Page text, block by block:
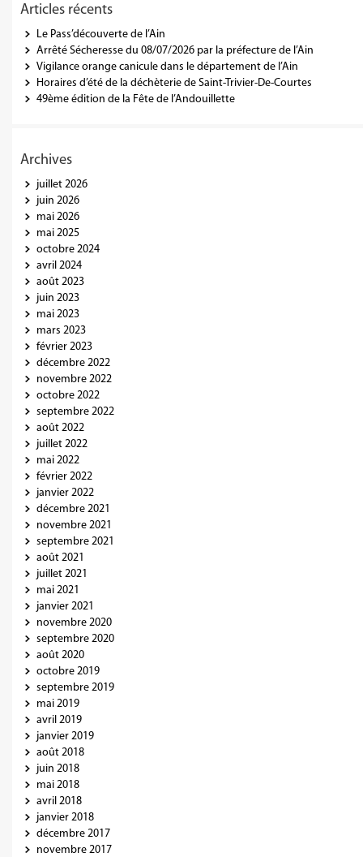
Articles récents
Le Pass’découverte de l’Ain
Arrêté Sécheresse du 08/07/2026 par la préfecture de l’Ain
Vigilance orange canicule dans le département de l’Ain
Horaires d’été de la déchèterie de Saint-Trivier-De-Courtes
49ème édition de la Fête de l’Andouillette
Archives
juillet 2026
juin 2026
mai 2026
mai 2025
octobre 2024
avril 2024
août 2023
juin 2023
mai 2023
mars 2023
février 2023
décembre 2022
novembre 2022
octobre 2022
septembre 2022
août 2022
juillet 2022
mai 2022
février 2022
janvier 2022
décembre 2021
novembre 2021
septembre 2021
août 2021
juillet 2021
mai 2021
janvier 2021
novembre 2020
septembre 2020
août 2020
octobre 2019
septembre 2019
mai 2019
avril 2019
janvier 2019
août 2018
juin 2018
mai 2018
avril 2018
janvier 2018
décembre 2017
novembre 2017